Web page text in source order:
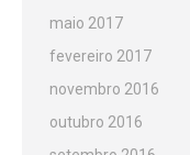
maio 2017
fevereiro 2017
novembro 2016
outubro 2016